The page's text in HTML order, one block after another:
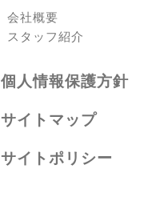
会社概要
スタッフ紹介
個人情報保護方針
サイトマップ
サイトポリシー